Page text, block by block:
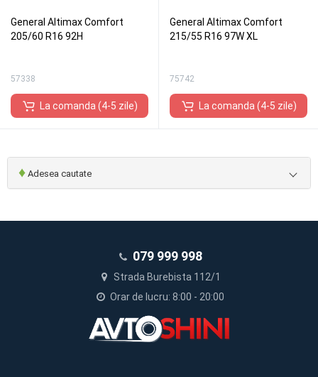
General Altimax Comfort
205/60 R16 92H
57338
La comanda (4-5 zile)
General Altimax Comfort
215/55 R16 97W XL
75742
La comanda (4-5 zile)
♦ Adesea cautate
079 999 998
Strada Burebista 112/1
Orar de lucru: 8:00 - 20:00